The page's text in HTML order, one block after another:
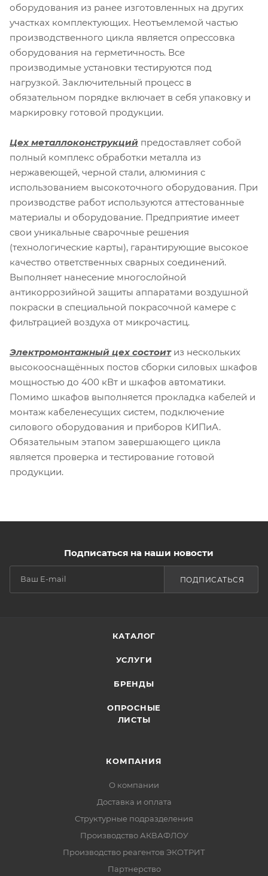
оборудования из ранее изготовленных на других
участках комплектующих. Неотъемлемой частью
производственного цикла является опрессовка
оборудования на герметичность. Все
производимые установки тестируются под
нагрузкой. Заключительный процесс в
обязательном порядке включает в себя упаковку и
маркировку готовой продукции.
Цех металлоконструкций предоставляет собой
полный комплекс обработки металла из
нержавеющей, черной стали, алюминия c
использованием высокоточного оборудования. При
производстве работ используются аттестованные
материалы и оборудование. Предприятие имеет
свои уникальные сварочные решения
(технологические карты), гарантирующие высокое
качество ответственных сварных соединений.
Выполняет нанесение многослойной
антикоррозийной защиты аппаратами воздушной
покраски в специальной покрасочной камере с
фильтрацией воздуха от микрочастиц.
Электромонтажный цех состоитиз нескольких
высокооснащённых постов сборки силовых шкафов
мощностью до 400 кВт и шкафов автоматики.
Помимо шкафов выполняется прокладка кабелей и
монтаж кабеленесущих систем, подключение
силового оборудования и приборов КИПиА.
Обязательным этапом завершающего цикла
является проверка и тестирование готовой
продукции.
Подписаться на наши новости
ПОДПИСАТЬСЯ
КАТАЛОГ
УСЛУГИ
БРЕНДЫ
ОПРОСНЫЕ
ЛИСТЫ
КОМПАНИЯ
О компании
Доставка и оплата
Структурные подразделения
Производство АКВАФЛОУ
Производство реагентов ЭКОТРИТ
Партнерство